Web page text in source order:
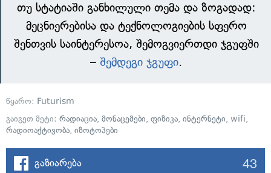
თუ სტატიაში განხილული თემა და ზოგადად:
მეცნიერებისა და ტექნოლოგიების სფერო
შენთვის საინტერესოა, შემოგვიერთდი ჯგუფში
– შემდეგი ჯგუფი.
წყარო: Futurism
გაიგეთ მეტი: რადიაცია, მონაცემები, ფიზიკა, ინტერნეტი, wifi,
რადიოაქტივობა, იზოტოპები
გაზიარება 43